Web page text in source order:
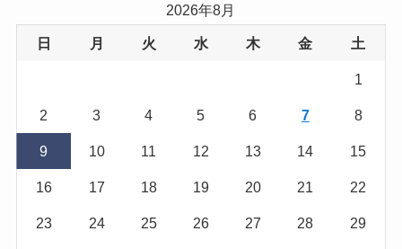
2026年8月
日 月 火 水 木 金 土
1
2 3 4 5 6 7 8
9 10 11 12 13 14 15
16 17 18 19 20 21 22
23 24 25 26 27 28 29